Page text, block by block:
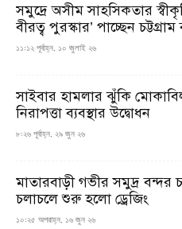
সমুদ্রে অসীম সাহসিকতার
বীরত্ব পুরস্কার’ পাচ্ছেন
১১:১২ পূর্বাহ্ন, ১০ জুলাই ২৬
সাইবার হামলার ঝুঁকি
নিরাপত্তা ব্যবস্থার উদ্বোধন
৮:২৬ পূর্বাহ্ন, ২৯ জুন ২৬
মাতারবাড়ী গভীর সমুদ্র বন্দর
চলাচলে শুরু হলো ড্রেজিং
১০:২৫ অপরাহ্ন, ১৬ জুন ২৬